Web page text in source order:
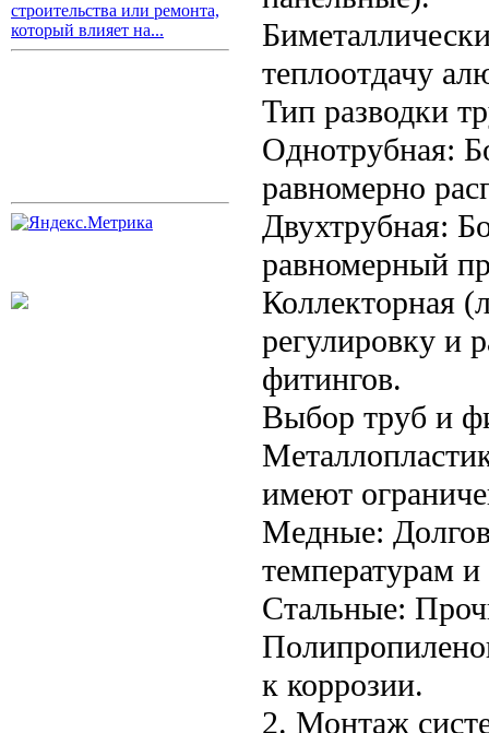
строительства или ремонта,
который влияет на...
теплоотдачу
Тип разводки
Однотрубная:
равномерно
Двухтрубная:
равномерный
Коллекторная
регулировку и
фитингов.
Выбор труб и
имеют
Медные:
температурам
Стальные:
к коррозии.
2. Монтаж